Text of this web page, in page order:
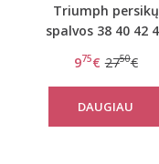
Triumph persikų
spalvos 38 40 42
Make-Up Essentials
Hipster
975€ 2750€
DAUGIAU